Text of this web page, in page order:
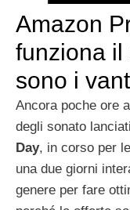
Amazon
funziona il
sono i
Ancora poche ore
degli sonato
Day, in corso per
una due giorni
genere per fare